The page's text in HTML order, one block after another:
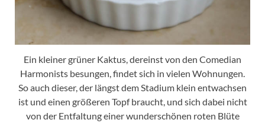
Ein kleiner grüner Kaktus, dereinst von den Comedian
Harmonists besungen, findet sich in vielen Wohnungen.
So auch dieser, der längst dem Stadium klein entwachsen
ist und einen größeren Topf braucht, und sich dabei nicht
von der Entfaltung einer wunderschönen roten Blüte